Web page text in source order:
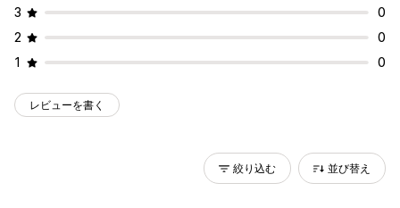
3
0
2
0
1
0
レビューを書く
絞り込む 並び替え